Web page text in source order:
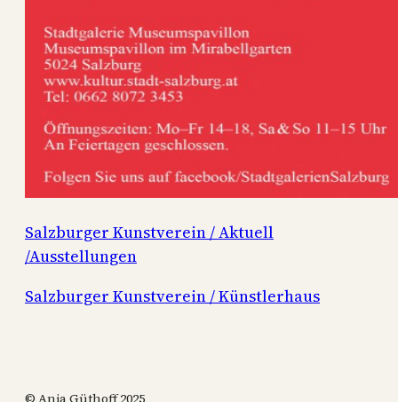
Salzburger Kunstverein / Aktuell
/Ausstellungen
Salzburger Kunstverein / Künstlerhaus
© Anja Güthoff 2025